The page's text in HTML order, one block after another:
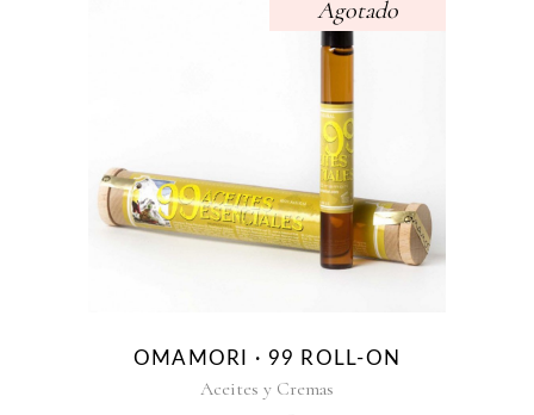
Agotado
OMAMORI · 99 ROLL-ON
Aceites y Cremas